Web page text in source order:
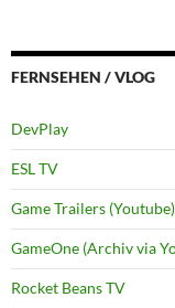
FERNSEHEN / VLOG
DevPlay
ESL TV
Game Trailers (Youtube)
GameOne (Archiv via
Rocket Beans TV